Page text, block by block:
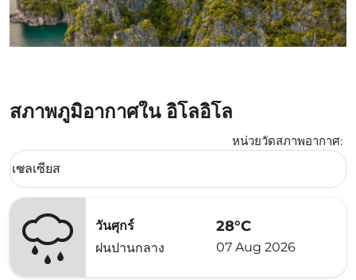
สภาพภูมิอากาศใน อิโลอิโล
หน่วยวัดสภาพอากาศ:
Weather unit option เซลเซียส Selected
เซลเซียส
keyboard_arrow_down
วันศุกร์
ฝนปานกลาง
28°C
07 Aug 2026